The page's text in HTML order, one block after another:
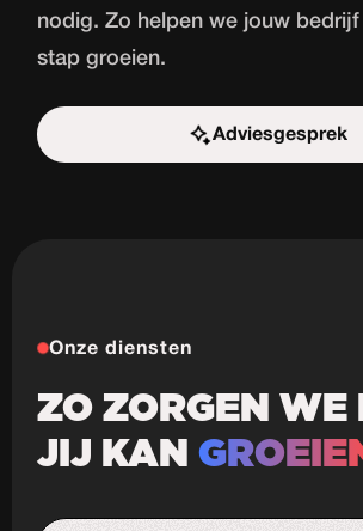
nodig. Zo helpen we jouw
stap groeien.
Adviesgesprek
Start de
Onze diensten
ZO ZORGEN WE
JIJ KAN